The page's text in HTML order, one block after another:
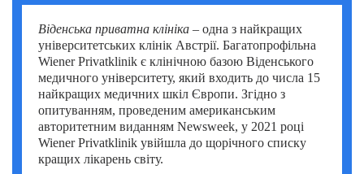
Сіван Шамаї (Sivan Shamai)
Тамар Сафра (Tamar Safra)
Тахсін Озатлі (Tahsin Ozatli)
Умут Демірджи (Umut Demirci)
Фатіх Айдоган (Fatih Aydogan)
Віденська приватна клініка – одна з найкращих
університетських клінік Австрії. Багатопрофільна
Wiener Privatklinik є клінічною базою Віденського
медичного університету, який входить до числа 15
найкращих медичних шкіл Європи. Згідно з
опитуванням, проведеним американським
авторитетним виданням Newsweek, у 2021 році
Wiener Privatklinik увійшла до щорічного списку
кращих лікарень світу.